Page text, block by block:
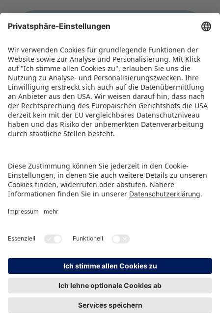
Tokyo Toy Show
© Spielwarenmesse eG, Herderstraße 7, 90427 Nürnberg
HINWEISGEBERSCHUTZ IMPRESSUM
DATENSCHUTZ
KONTAKT